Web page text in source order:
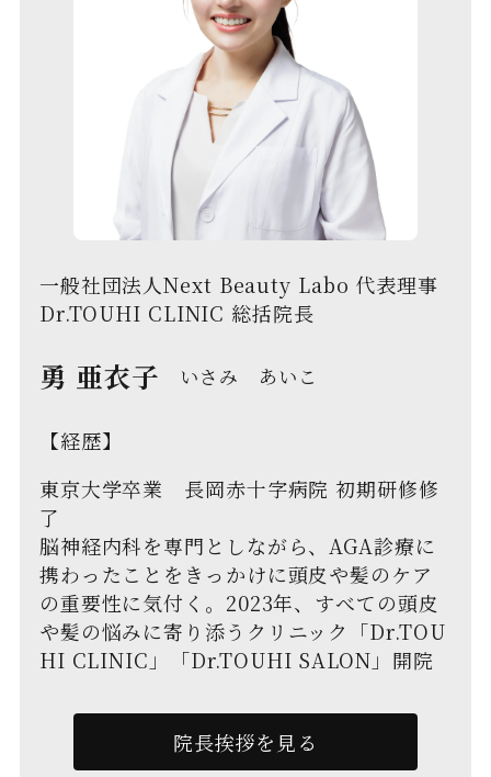
一般社団法人Next Beauty Labo 代表理事
Dr.TOUHI CLINIC 総括院長
勇 亜衣子 いさみ あいこ
【経歴】
東京大学卒業 長岡赤十字病院 初期研修修
了
脳神経内科を専門としながら、AGA診療に
携わったことをきっかけに頭皮や髪のケア
の重要性に気付く。2023年、すべての頭皮
や髪の悩みに寄り添うクリニック「Dr.TOU
HI CLINIC」「Dr.TOUHI SALON」開院
院長挨拶を見る